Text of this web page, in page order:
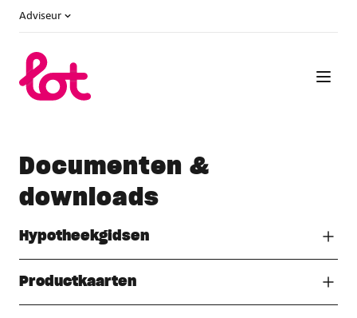
Adviseur
Documenten &
downloads
Hypotheekgidsen
Productkaarten